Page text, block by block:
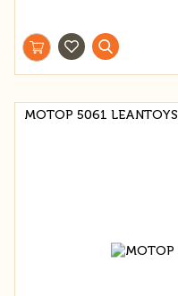
МОТОР 5061 LEANTOYS